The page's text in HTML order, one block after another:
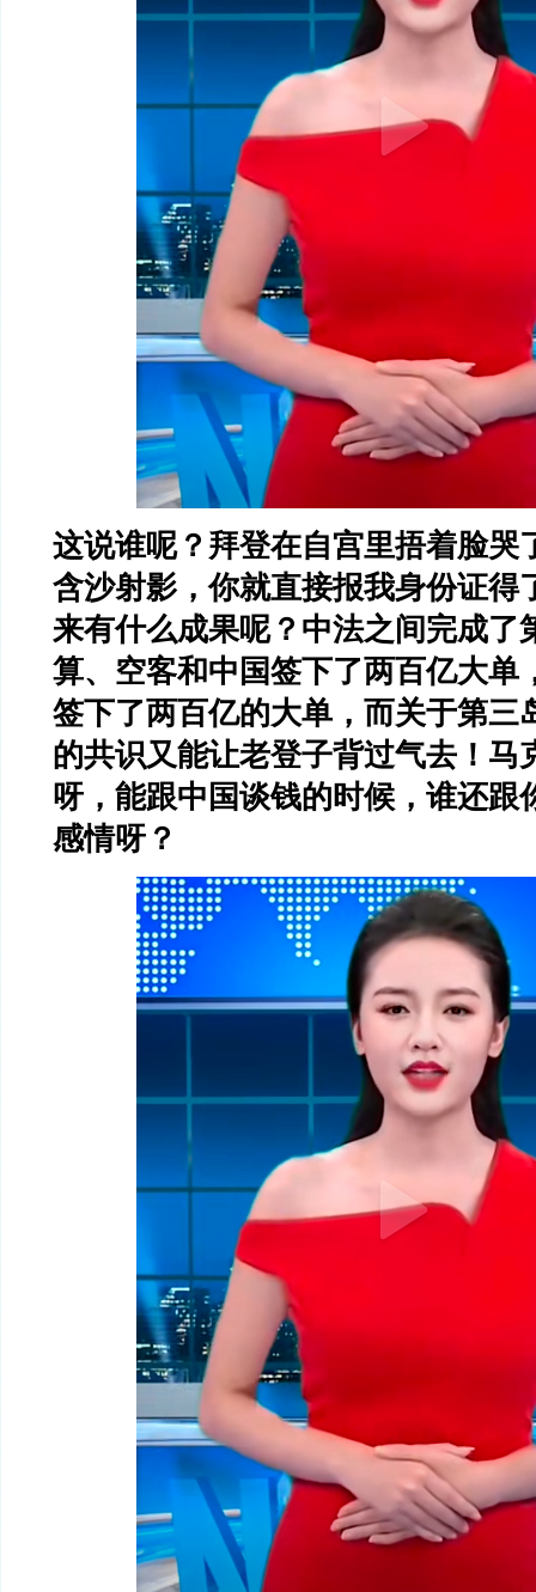
这说谁呢？拜登在自宫里捂着脸哭
含沙射影，你就直接报我身份证得
来有什么成果呢？中法之间完成了
算、空客和中国签下了两百亿大单
签下了两百亿的大单，而关于第三
的共识又能让老登子背过气去！马
呀，能跟中国谈钱的时候，谁还跟
感情呀？